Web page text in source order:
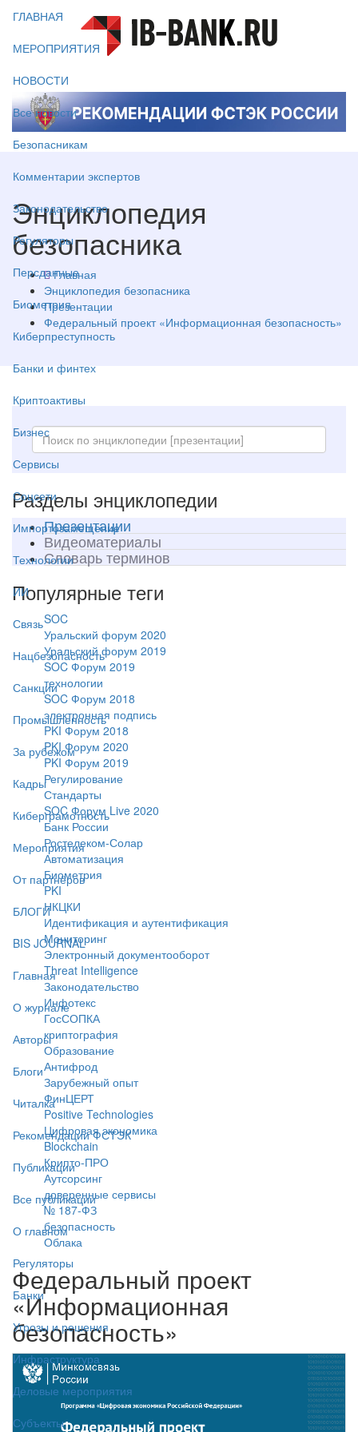
ГЛАВНАЯ
МЕРОПРИЯТИЯ
НОВОСТИ
Все новости
Безопасникам
Комментарии экспертов
Законодательство
Регуляторы
Персданные
Биометрия
Киберпреступность
Банки и финтех
Криптоактивы
Бизнес
Сервисы
Соцсети
Импортозамещение
Технологии
ИИ
Связь
Нацбезопасность
Санкции
Промышленность
За рубежом
Кадры
Киберграмотность
Мероприятия
От партнёров
БЛОГИ
BIS JOURNAL
Главная
О журнале
Авторы
Блоги
Читалка
Рекомендации ФСТЭК
Публикации
Все публикации
О главном
Регуляторы
Банки
Угрозы и решения
Инфраструктура
Деловые мероприятия
Субъекты
Энциклопедия
безопасника
Главная
Энциклопедия безопасника
Презентации
Федеральный проект «Информационная безопасность»
Разделы энциклопедии
Презентации
Видеоматериалы
Словарь терминов
Популярные теги
SOC
Уральский форум 2020
Уральский форум 2019
SOC Форум 2019
технологии
SOC Форум 2018
электронная подпись
PKI Форум 2018
PKI Форум 2020
PKI Форум 2019
Регулирование
Стандарты
SOC Форум Live 2020
Банк России
Ростелеком-Солар
Автоматизация
Биометрия
PKI
НКЦКИ
Идентификация и аутентификация
Мониторинг
Электронный документооборот
Threat Intelligence
Законодательство
Инфотекс
ГосСОПКА
криптография
Образование
Антифрод
Зарубежный опыт
ФинЦЕРТ
Positive Technologies
Цифровая экономика
Blockchain
Крипто-ПРО
Аутсорсинг
доверенные сервисы
№ 187-ФЗ
безопасность
Облака
Федеральный проект
«Информационная
безопасность»